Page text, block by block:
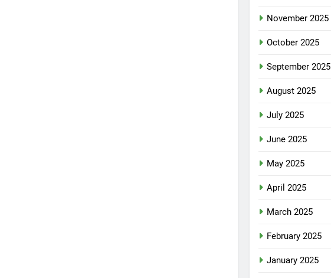
November 2025
October 2025
September 2025
August 2025
July 2025
June 2025
May 2025
April 2025
March 2025
February 2025
January 2025